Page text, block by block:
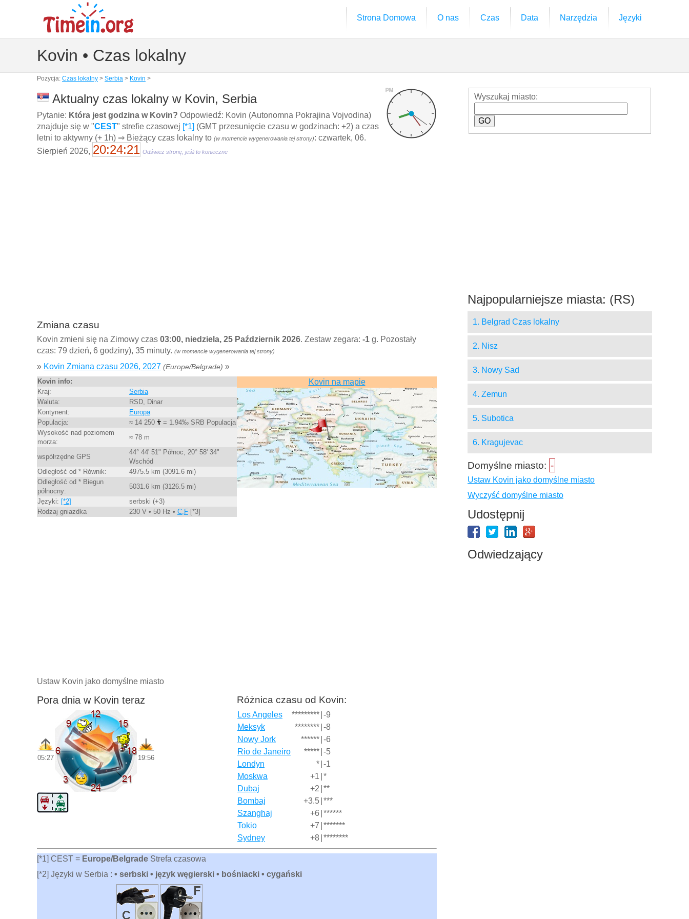
Strona Domowa O nas Czas Data Narzędzia Języki
Kovin • Czas lokalny
Pozycja: Czas lokalny > Serbia > Kovin >
PM
Aktualny czas lokalny w Kovin, Serbia
Pytanie: Która jest godzina w Kovin? Odpowiedź: Kovin (Autonomna Pokrajina Vojvodina)
znajduje się w "CEST" strefie czasowej [*1] (GMT przesunięcie czasu w godzinach: +2) a czas
letni to aktywny (+ 1h) ⇒ Bieżący czas lokalny to (w momencie wygenerowania tej strony): czwartek, 06.
Sierpień 2026, 20:24:22 Odśwież stronę, jeśli to konieczne
Zmiana czasu
Kovin zmieni się na Zimowy czas 03:00, niedziela, 25 Październik 2026. Zestaw zegara: -1 g. Pozostały
czas: 79 dzień, 6 godziny), 35 minuty. (w momencie wygenerowania tej strony)
» Kovin Zmiana czasu 2026, 2027 (Europe/Belgrade) »
Kovin info:
Kraj:
Serbia
Waluta:
RSD, Dinar
Kontynent:
Europa
Populacja:
≈ 14 250
= 1.94‰ SRB Populacja
Wysokość nad poziomem
morza:
≈ 78 m
współrzędne GPS
44° 44' 51" Północ, 20° 58' 34"
Wschód
Odległość od * Równik:
4975.5 km (3091.6 mi)
Odległość od * Biegun
północny:
5031.6 km (3126.5 mi)
Języki: [*2]
serbski (+3)
Rodzaj gniazdka
230 V • 50 Hz • C,F [*3]
Kovin na mapie
Ustaw Kovin jako domyślne miasto
Pora dnia w Kovin teraz
05:27 19:56
Różnica czasu od Kovin:
Los Angeles ********* -9
Meksyk
******** -8
Nowy Jork
****** -6
Rio de Janeiro
***** -5
Londyn
* -1
Moskwa
+1 *
Dubaj
+2 **
Bombaj
+3.5 ***
Szanghaj
+6 ******
Tokio
+7 *******
Sydney
+8 ********
[*1] CEST = Europe/Belgrade Strefa czasowa
[*2] Języki w Serbia : • serbski • język węgierski • bośniacki • cygański
Wyszukaj miasto:
Najpopularniejsze miasta: (RS)
1. Belgrad Czas lokalny
2. Nisz
3. Nowy Sad
4. Zemun
5. Subotica
6. Kragujevac
Domyślne miasto: -
Ustaw Kovin jako domyślne miasto
Wyczyść domyślne miasto
Udostępnij
Odwiedzający